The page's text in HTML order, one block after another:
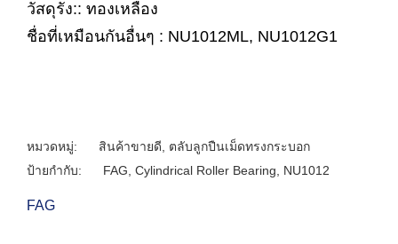
วัสดุรัง:: ทองเหลือง
ชื่อที่เหมือนกันอื่นๆ : NU1012ML, NU1012G1
หมวดหมู่: สินค้าขายดี
ตลับลูกปืนเม็ดทรงกระบอก
ป้ายกำกับ:
FAG Cylindrical Roller Bearing NU1012
FAG